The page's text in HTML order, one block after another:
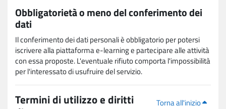
Obbligatorietà o meno del conferimento dei
dati
Il conferimento dei dati personali è obbligatorio per potersi
iscrivere alla piattaforma e-learning e partecipare alle attività
con essa proposte. L'eventuale rifiuto comporta l'impossibilità
per l'interessato di usufruire del servizio.
Torna all'inizio
Termini di utilizzo e diritti